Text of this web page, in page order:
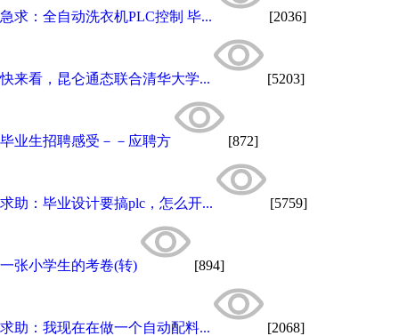
急求：全自动洗衣机PLC控制 毕... [2036]
快来看，昆仑通态联合清华大学... [5203]
毕业生招聘感受－－应聘方 [872]
求助：毕业设计要搞plc，怎么开... [5759]
一张小学生的考卷(转) [894]
求助：我现在在做一个自动配料... [2068]